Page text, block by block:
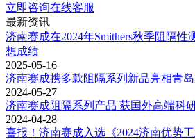
立即咨询在线客服
最新资讯
济南赛成在2024年Smithers秋季阻隔性
想成绩
2025-05-16
济南赛成携多款阻隔系列新品亮相青
2024-05-27
济南赛成阻隔系列产品 获国外高端科
2024-04-28
喜报！济南赛成入选《2024济南优势工